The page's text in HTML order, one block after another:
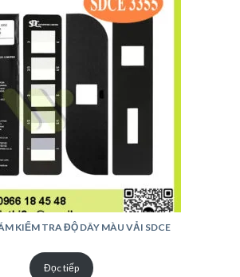
KIỂM TRA ĐỘ DÂY MÀU VẢI SDCE
Đọc tiếp